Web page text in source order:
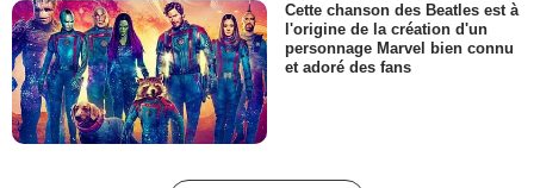
Cette chanson des Beatles est à
l'origine de la création d'un
personnage Marvel bien connu
et adoré des fans